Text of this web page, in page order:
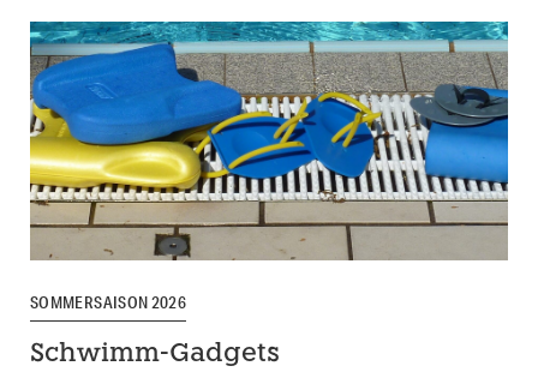
SOMMERSAISON 2026
Schwimm-Gadgets